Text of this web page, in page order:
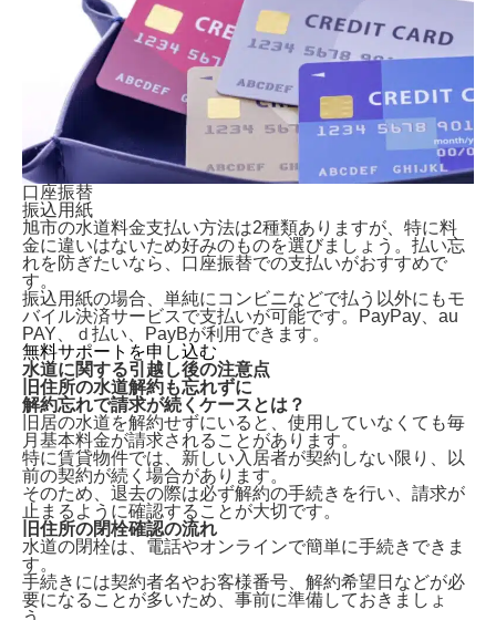
口座振替
振込用紙
旭市の水道料金支払い方法は2種類ありますが、特に料
金に違いはないため好みのものを選びましょう。払い忘
れを防ぎたいなら、口座振替での支払いがおすすめで
す。
振込用紙の場合、単純にコンビニなどで払う以外にもモ
バイル決済サービスで支払いが可能です。PayPay、au
PAY、ｄ払い、PayBが利用できます。
無料サポートを申し込む
水道に関する引越し後の注意点
旧住所の水道解約も忘れずに
解約忘れで請求が続くケースとは？
旧居の水道を解約せずにいる と、使用していなくても毎
月基本料金が請求されることがあります。
特に賃貸物件では、新しい入居者が契約しない限り、以
前の契約が続く場合があります。
そのため、退去の際は必ず解約の手続きを行い、請求が
止まるように確認することが大切です。
旧住所の閉栓確認の流れ
水道の閉栓は、 電話やオンラインで簡単に手続きできま
す。
手続きには契約者名やお客様番号、解約希望日などが必
要になることが多いため、事前に準備しておきましょ